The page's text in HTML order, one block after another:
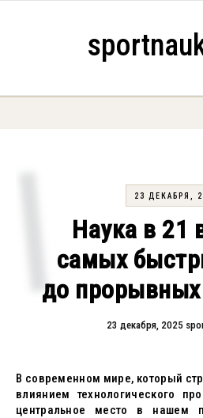
23 ДЕКАБРЯ,
Наука в 21
самых
до
23 декабря, 2025
В современном мире, который
влиянием технологического
центральное место в нашем